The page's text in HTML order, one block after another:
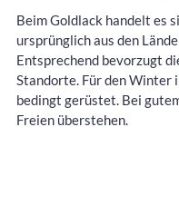
Beim Goldlack handelt es
ursprünglich aus den
Entsprechend bevorzugt
Standorte. Für den Winter
bedingt gerüstet. Bei
Freien überstehen.